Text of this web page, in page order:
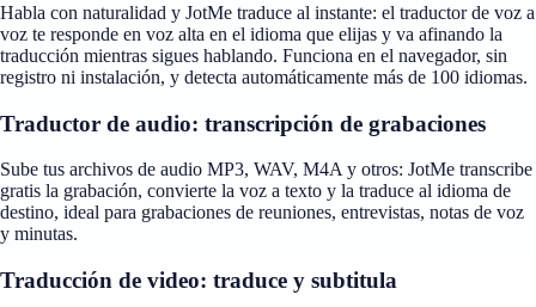
Habla con naturalidad y JotMe traduce al instante: el traductor de voz a
voz te responde en voz alta en el idioma que elijas y va afinando la
traducción mientras sigues hablando. Funciona en el navegador, sin
registro ni instalación, y detecta automáticamente más de 100 idiomas.
Traductor de audio: transcripción de grabaciones
Sube tus archivos de audio MP3, WAV, M4A y otros: JotMe transcribe
gratis la grabación, convierte la voz a texto y la traduce al idioma de
destino, ideal para grabaciones de reuniones, entrevistas, notas de voz
y minutas.
Traducción de video: traduce y subtitula